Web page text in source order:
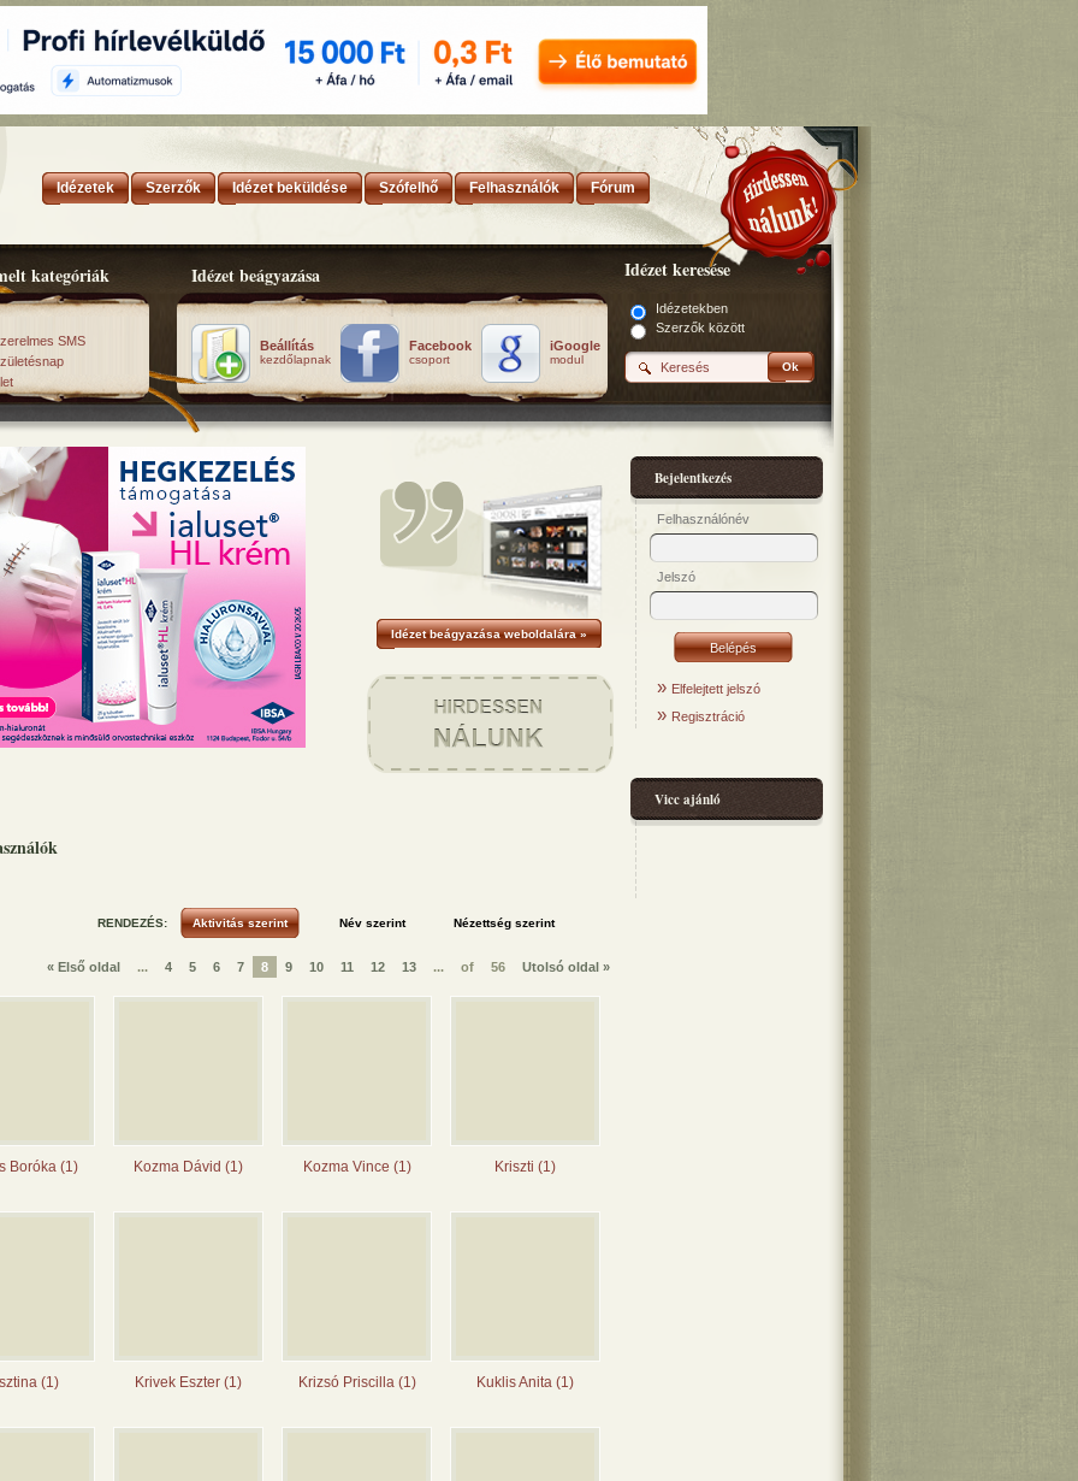
Idézetek Szerzők Idézet beküldése Szófelhő Felhasználók Fórum
kategóriák
SMS
Idézet beágyazása
Beállítás
kezdőlapnak
Facebook
csoport
iGoogle
modul
Idézet keresése
Idézetekben
Szerzők között
Ok
Idézet beágyazása weboldalára »
RENDEZÉS:
« Első oldal ... 4 5 6 7 8 9 10 11 12 13 ... of 56 Utolsó oldal »
Boróka (1) Kozma Dávid (1) Kozma Vince (1) Kriszti (1)
(1) Krivek Eszter (1) Krizsó Priscilla (1) Kuklis Anita (1)
Bejelentkezés
Felhasználónév
Jelszó
» Elfelejtett jelszó
» Regisztráció
Vicc ajánló